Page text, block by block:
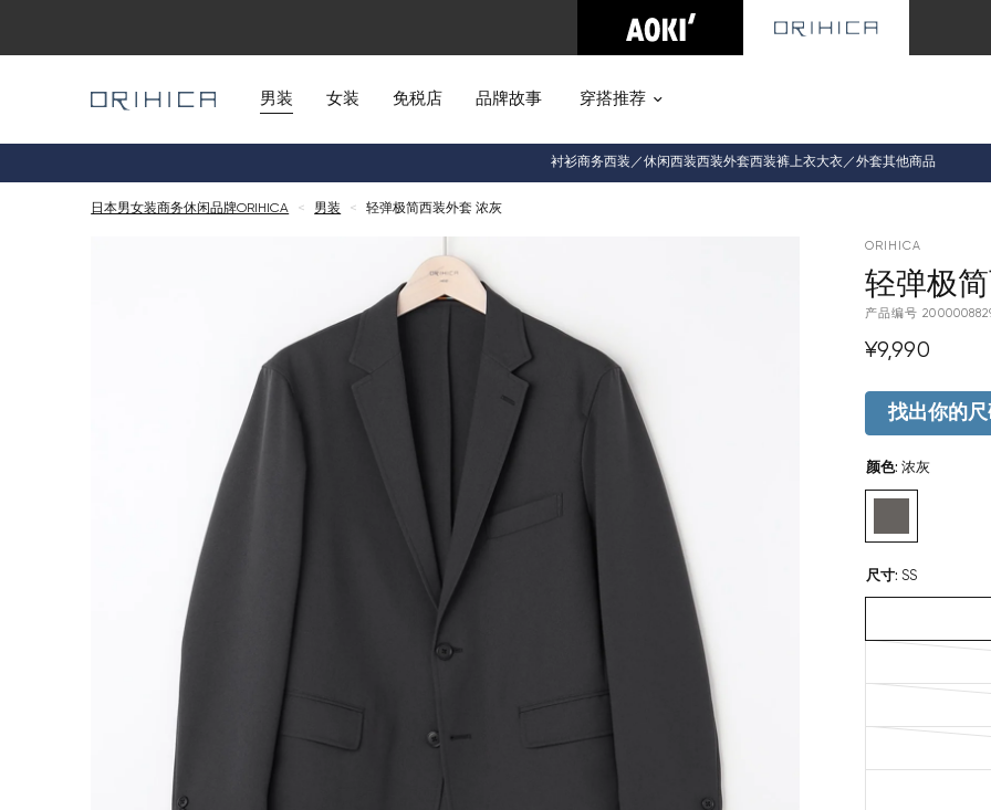
男装 女装 免税店 品牌故事 穿搭推荐
衬衫商务西装／休闲西装西装外套西装裤上衣大衣／外套其他商品
日本男女装商务休闲品牌ORIHICA < 男装 < 轻弹极简西装外套 浓灰
ORIHICA
轻弹极
产品编号
¥9,990
找出你的尺
颜色: 浓灰
尺寸: SS